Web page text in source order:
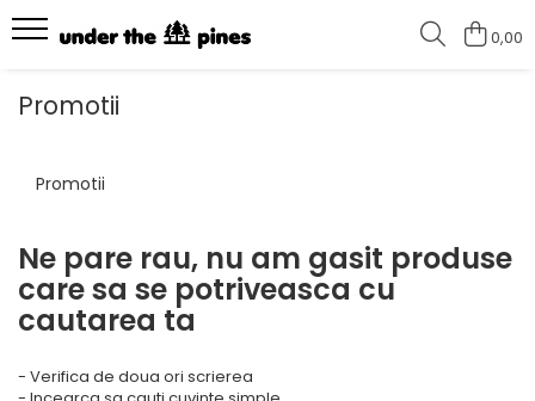
NEW
Keep it simple
Hike more, worry less
Wild and Free
0,00
Promotii
Promotii
Ne pare rau, nu am gasit produse
care sa se potriveasca cu
cautarea ta
- Verifica de doua ori scrierea